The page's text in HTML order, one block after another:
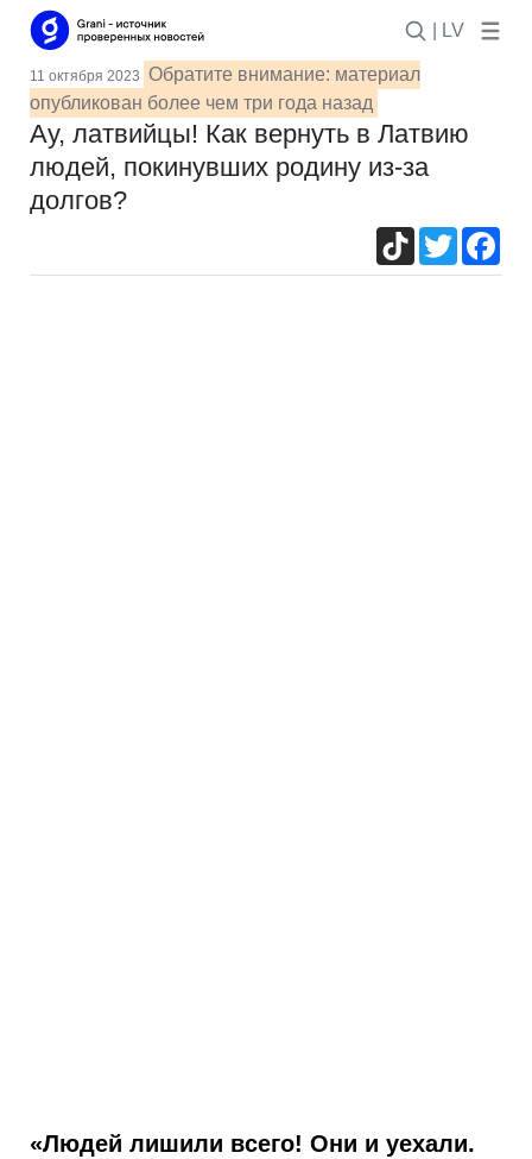
| LV
11 октября 2023 Обратите внимание: материал
опубликован более чем три года назад
Ау, латвийцы! Как вернуть в Латвию
людей, покинувших родину из-за
долгов?
TikTokTwitter
«Людей лишили всего! Они и уехали.